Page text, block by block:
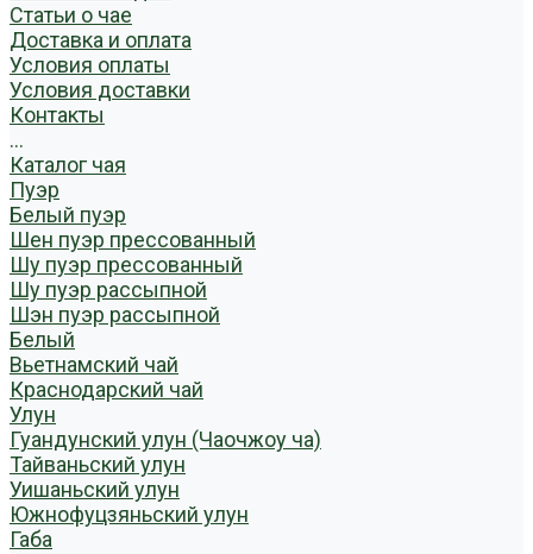
Статьи о чае
Доставка и оплата
Условия оплаты
Условия доставки
Контакты
...
Каталог чая
Пуэр
Белый пуэр
Шен пуэр прессованный
Шу пуэр прессованный
Шу пуэр рассыпной
Шэн пуэр рассыпной
Белый
Вьетнамский чай
Краснодарский чай
Улун
Гуандунский улун (Чаочжоу ча)
Тайваньский улун
Уишаньский улун
Южнофуцзяньский улун
Габа